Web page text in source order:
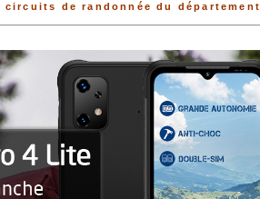
de randonnée du département